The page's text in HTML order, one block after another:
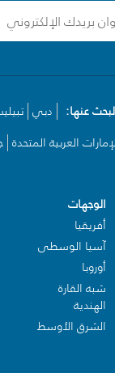
عنها: دبي
العربية المتحدة
الوجهات
أفريقيا
آسيا الوسطى
أوروبا
شبه القارة
الهندية
الشرق الأوسط